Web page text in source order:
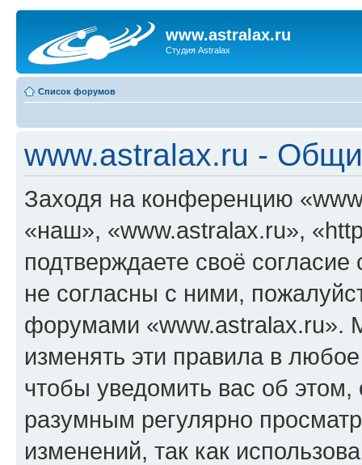
www.astralax.ru
Студия Astralax
Список форумов
www.astralax.ru -
Заходя на конференцию
«наш», «www.astralax.ru»,
подтверждаете своё
не согласны с ними,
форумами «www.astralax.ru».
изменять эти правила в
чтобы уведомить вас об
разумным регулярно
изменений, так как